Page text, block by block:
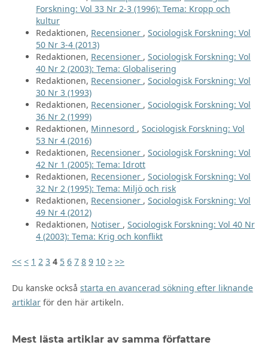
Forskning: Vol 33 Nr 2-3 (1996): Tema: Kropp och
kultur
Redaktionen, Recensioner , Sociologisk Forskning: Vol
50 Nr 3-4 (2013)
Redaktionen, Recensioner , Sociologisk Forskning: Vol
40 Nr 2 (2003): Tema: Globalisering
Redaktionen, Recensioner , Sociologisk Forskning: Vol
30 Nr 3 (1993)
Redaktionen, Recensioner , Sociologisk Forskning: Vol
36 Nr 2 (1999)
Redaktionen, Minnesord , Sociologisk Forskning: Vol
53 Nr 4 (2016)
Redaktionen, Recensioner , Sociologisk Forskning: Vol
42 Nr 1 (2005): Tema: Idrott
Redaktionen, Recensioner , Sociologisk Forskning: Vol
32 Nr 2 (1995): Tema: Miljö och risk
Redaktionen, Recensioner , Sociologisk Forskning: Vol
49 Nr 4 (2012)
Redaktionen, Notiser , Sociologisk Forskning: Vol 40 Nr
4 (2003): Tema: Krig och konflikt
<< < 1 2 3 4 5 6 7 8 9 10 > >>
Du kanske också starta en avancerad sökning efter liknande
artiklarför den här artikeln.
Mest lästa artiklar av samma författare